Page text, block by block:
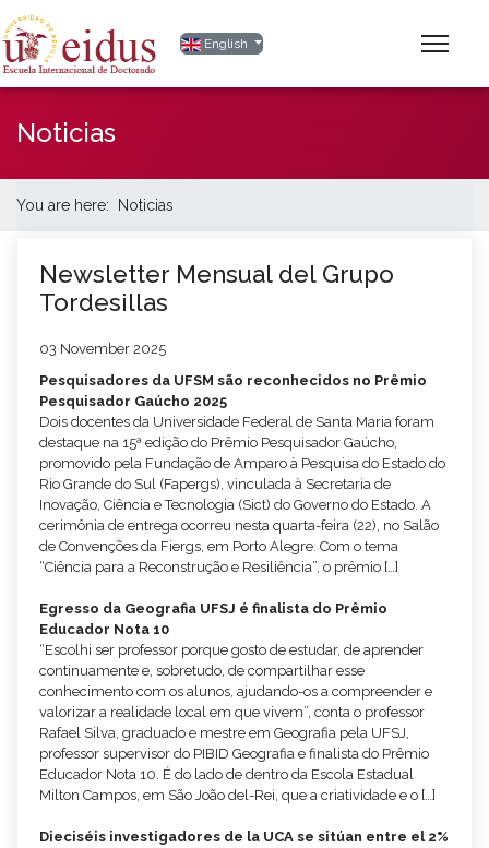
Select your language
English
Noticias
You are here: Noticias
Newsletter Mensual del Grupo
Tordesillas
03 November 2025
Pesquisadores da UFSM são reconhecidos no Prêmio
Pesquisador Gaúcho 2025
Dois docentes da Universidade Federal de Santa Maria foram
destaque na 15ª edição do Prêmio Pesquisador Gaúcho,
promovido pela Fundação de Amparo à Pesquisa do Estado do
Rio Grande do Sul (Fapergs), vinculada à Secretaria de
Inovação, Ciência e Tecnologia (Sict) do Governo do Estado. A
cerimônia de entrega ocorreu nesta quarta-feira (22), no Salão
de Convenções da Fiergs, em Porto Alegre. Com o tema
“Ciência para a Reconstrução e Resiliência”, o prêmio […]
Egresso da Geografia UFSJ é finalista do Prêmio
Educador Nota 10
“Escolhi ser professor porque gosto de estudar, de aprender
continuamente e, sobretudo, de compartilhar esse
conhecimento com os alunos, ajudando-os a compreender e
valorizar a realidade local em que vivem”, conta o professor
Rafael Silva, graduado e mestre em Geografia pela UFSJ,
professor supervisor do PIBID Geografia e finalista do Prêmio
Educador Nota 10. É do lado de dentro da Escola Estadual
Milton Campos, em São João del-Rei, que a criatividade e o […]
Dieciséis investigadores de la UCA se sitúan entre el 2%